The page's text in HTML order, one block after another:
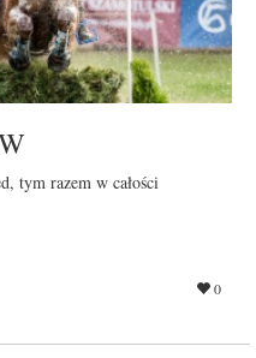
tym razem w całości
0